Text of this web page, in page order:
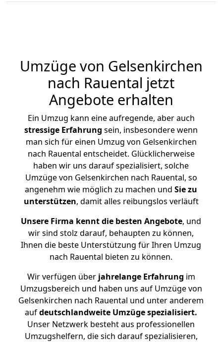
Umzüge von Gelsenkirchen
nach Rauental jetzt
Angebote erhalten
Ein Umzug kann eine aufregende, aber auch
stressige Erfahrung sein, insbesondere wenn
man sich für einen Umzug von Gelsenkirchen
nach Rauental entscheidet. Glücklicherweise
haben wir uns darauf spezialisiert, solche
Umzüge von Gelsenkirchen nach Rauental, so
angenehm wie möglich zu machen und Sie zu
unterstützen, damit alles reibungslos verläuft
Unsere Firma kennt die besten Angebote, und
wir sind stolz darauf, behaupten zu können,
Ihnen die beste Unterstützung für Ihren Umzug
nach Rauental bieten zu können.
Wir verfügen überjahrelange Erfahrung im
Umzugsbereich und haben uns auf Umzüge von
Gelsenkirchen nach Rauental und unter anderem
aufdeutschlandweite Umzüge spezialisiert.
Unser Netzwerk besteht aus professionellen
Umzugshelfern, die sich darauf spezialisieren,